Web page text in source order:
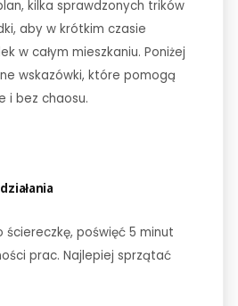
kilka sprawdzonych trików
aby w krótkim czasie
w całym mieszkaniu. Poniżej
wskazówki, które pomogą
i bez chaosu.
ściereczkę, poświęć 5 minut
prac. Najlepiej sprzątać